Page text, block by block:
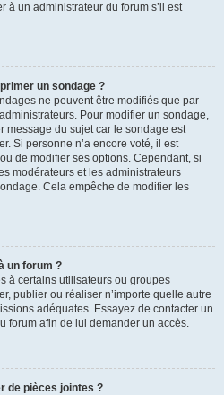
à un administrateur du forum s’il est
un sondage ?
ne peuvent être modifiés que par
Pour modifier un sondage,
message du sujet car le sondage est
Si personne n’a encore voté, il est
de modifier ses options. Cependant, si
modérateurs et les administrateurs
Cela empêche de modifier les
un forum ?
à certains utilisateurs ou groupes
publier ou réaliser n’importe quelle autre
adéquates. Essayez de contacter un
forum afin de lui demander un accès.
de pièces jointes ?